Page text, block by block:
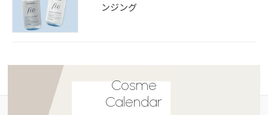
ンジング
Cosme
Calendar